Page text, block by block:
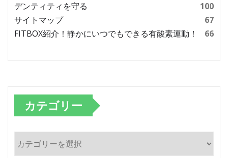
デンティティを守る
100
サイトマップ
67
FITBOX紹介！静かにいつでもできる有酸素運動！
66
カテゴリー
テ